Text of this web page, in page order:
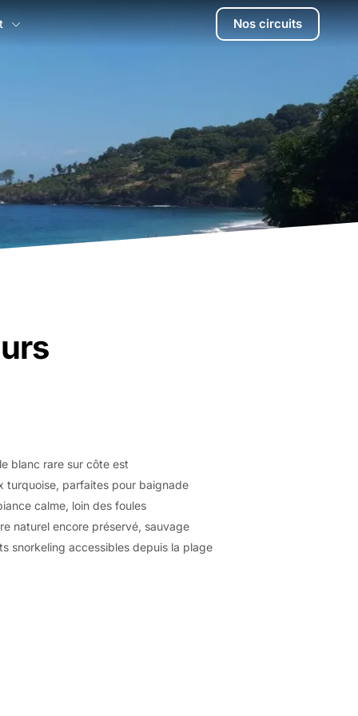
Nos circuits
blanc rare sur côte est
turquoise, parfaites pour baignade
calme, loin des foules
naturel encore préservé, sauvage
snorkeling accessibles depuis la plage